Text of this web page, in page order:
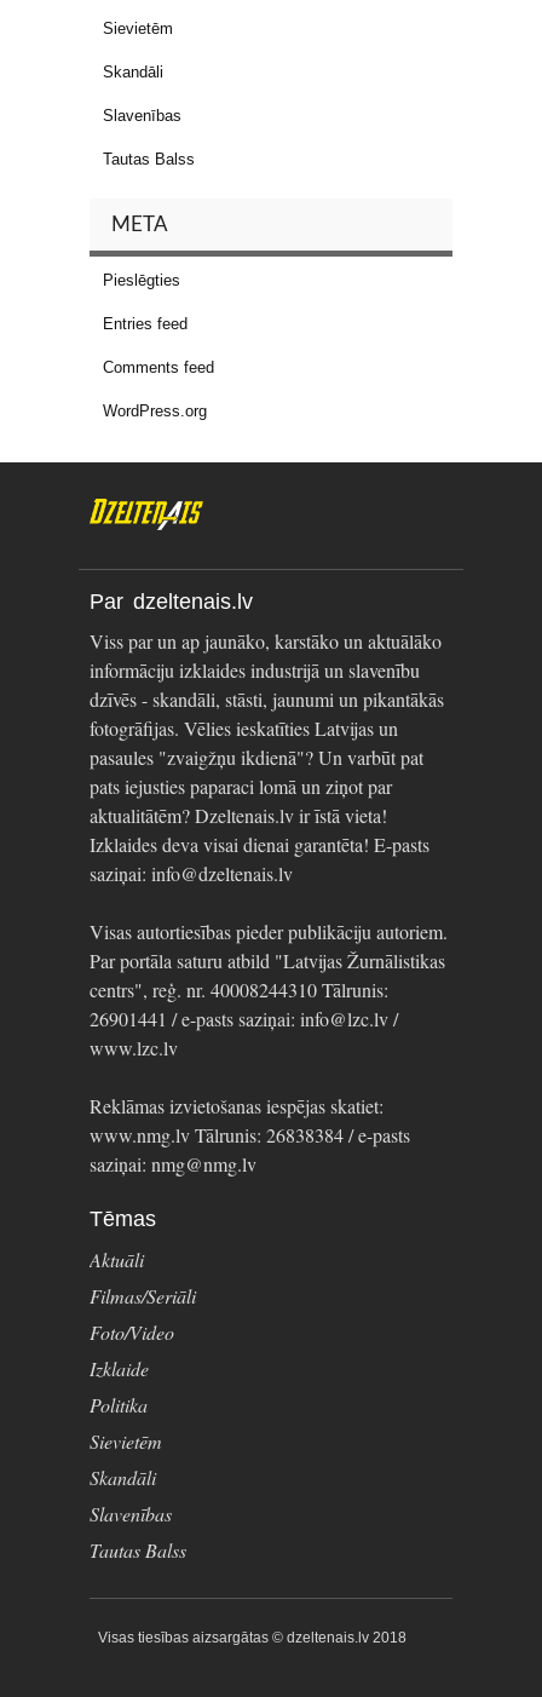
Sievietēm
Skandāli
Slavenības
Tautas Balss
META
Pieslēgties
Entries feed
Comments feed
WordPress.org
Par dzeltenais.lv
Viss par un ap jaunāko, karstāko un aktuālāko
informāciju izklaides industrijā un slavenību
dzīvēs - skandāli, stāsti, jaunumi un pikantākās
fotogrāfijas. Vēlies ieskatīties Latvijas un
pasaules "zvaigžņu ikdienā"? Un varbūt pat
pats iejusties paparaci lomā un ziņot par
aktualitātēm? Dzeltenais.lv ir īstā vieta!
Izklaides deva visai dienai garantēta! E-pasts
saziņai: info@dzeltenais.lv
Visas autortiesības pieder publikāciju autoriem.
Par portāla saturu atbild "Latvijas Žurnālistikas
centrs", reģ. nr. 40008244310 Tālrunis:
26901441 / e-pasts saziņai: info@lzc.lv /
www.lzc.lv
Reklāmas izvietošanas iespējas skatiet:
www.nmg.lv Tālrunis: 26838384 / e-pasts
saziņai: nmg@nmg.lv
Tēmas
Aktuāli
Filmas/Seriāli
Foto/Video
Izklaide
Politika
Sievietēm
Skandāli
Slavenības
Tautas Balss
Visas tiesības aizsargātas © dzeltenais.lv 2018